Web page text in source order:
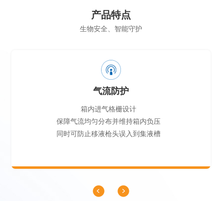
产品特点
生物安全、智能守护
气流防护
箱内进气格栅设计
保障气流均匀分布并维持箱内负压
同时可防止移液枪头误入到集液槽